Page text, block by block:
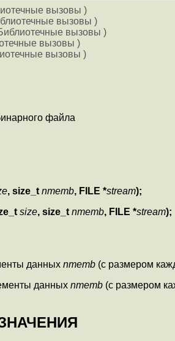
вызовы )
вызовы )
вызовы )
вызовы )
вызовы )
файла
, size_t nmemb, FILE *stream);
size, size_t nmemb, FILE *stream);
данных nmemb (с размером
данных nmemb (с размером